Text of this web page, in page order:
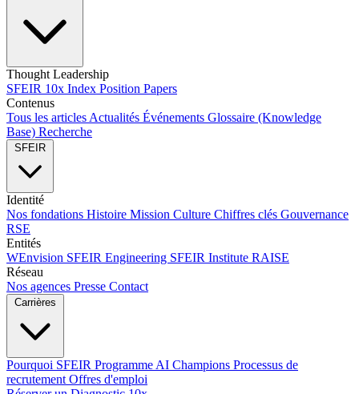
Thought Leadership
SFEIR 10x Index Position Papers
Contenus
Tous les articles Actualités Événements Glossaire (Knowledge
Base) Recherche
SFEIR
Identité
Nos fondations Histoire Mission Culture Chiffres clés Gouvernance
RSE
Entités
WEnvision SFEIR Engineering SFEIR Institute RAISE
Réseau
Nos agences Presse Contact
Carrières
Pourquoi SFEIR Programme AI Champions Processus de
recrutement Offres d'emploi